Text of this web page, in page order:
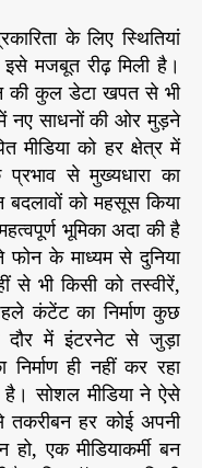
के लिए स्थितियां
मजबूत रीढ़ मिली है।
की कुल डेटा खपत से भी
नए साधनों की ओर मुड़ने
मीडिया को हर क्षेत्र में
प्रभाव से मुख्यधारा का
बदलावों को महसूस किया
भूमिका अदा की है
के माध्यम से दुनिया
भी किसी को तस्वीरें,
कंटेंट का निर्माण कुछ
दौर में इंटरनेट से जुड़ा
ही नहीं कर रहा
सोशल मीडिया ने ऐसे
हर कोई अपनी
हो, एक मीडियाकर्मी बन